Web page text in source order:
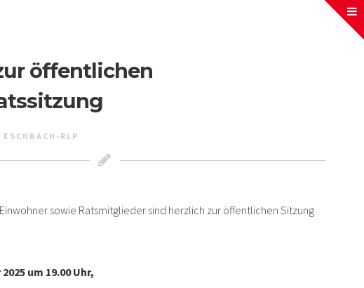
öffentlichen
ESCHBACH-RLP
sowie Ratsmitglieder sind herzlich zur öffentlichen Sitzung
um 19.00 Uhr,